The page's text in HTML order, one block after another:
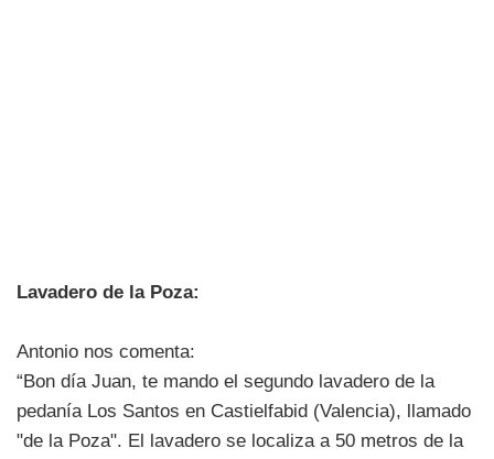
Lavadero de la Poza:
Antonio nos comenta:
“Bon día Juan, te mando el segundo lavadero de la
pedanía Los Santos en Castielfabid (Valencia), llamado
"de la Poza". El lavadero se localiza a 50 metros de la